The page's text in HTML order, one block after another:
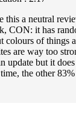
this a neutral
CON: it has
colours of things
are way too
update but it
the other